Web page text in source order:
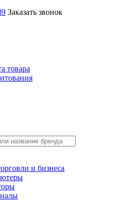
Заказать звонок
товара
и бизнеса